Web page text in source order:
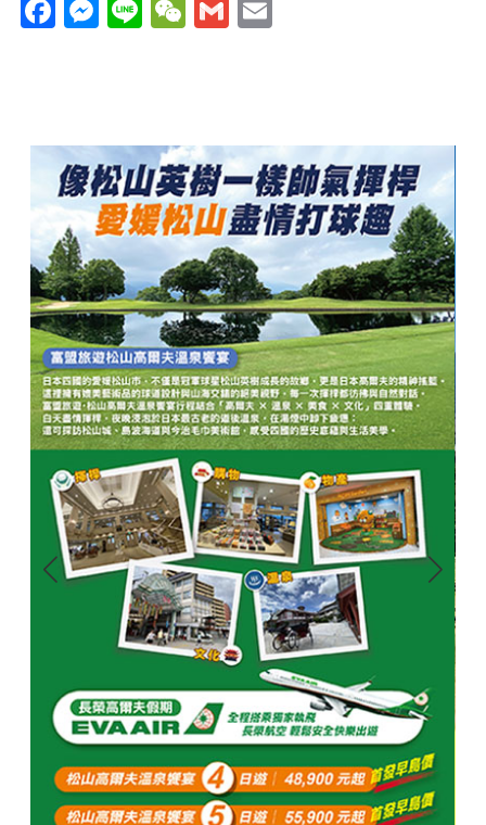
Facebook
Messenger
LineWeChat
Gmail